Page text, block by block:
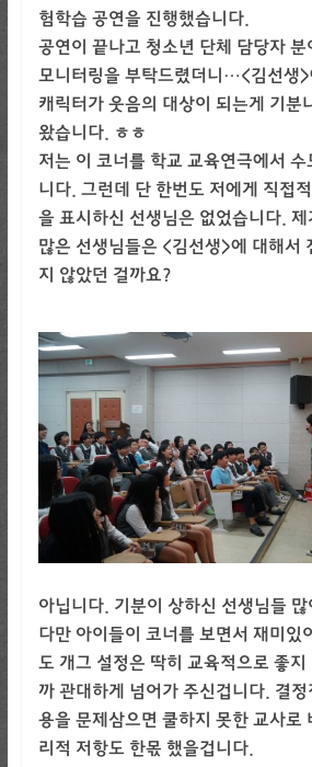
험학습 공연을 진행했습니다.
공연이 끝나고 청소년 단체 담당자 분
모니터링을 부탁드렸더니…<김선생
캐릭터가 웃음의 대상이 되는게 기분
왔습니다. ㅎㅎ
저는 이 코너를 학교 교육연극에서
니다. 그런데 단 한번도 저에게 직접
을 표시하신 선생님은 없었습니다.
많은 선생님들은 <김선생>에 대해서
지 않았던 걸까요?
아닙니다. 기분이 상하신 선생님들
다만 아이들이 코너를 보면서 재미있
도 개그 설정은 딱히 교육적으로 좋지
까 관대하게 넘어가 주신겁니다. 결
용을 문제삼으면 쿨하지 못한 교사로
리적 저항도 한몫 했을겁니다.